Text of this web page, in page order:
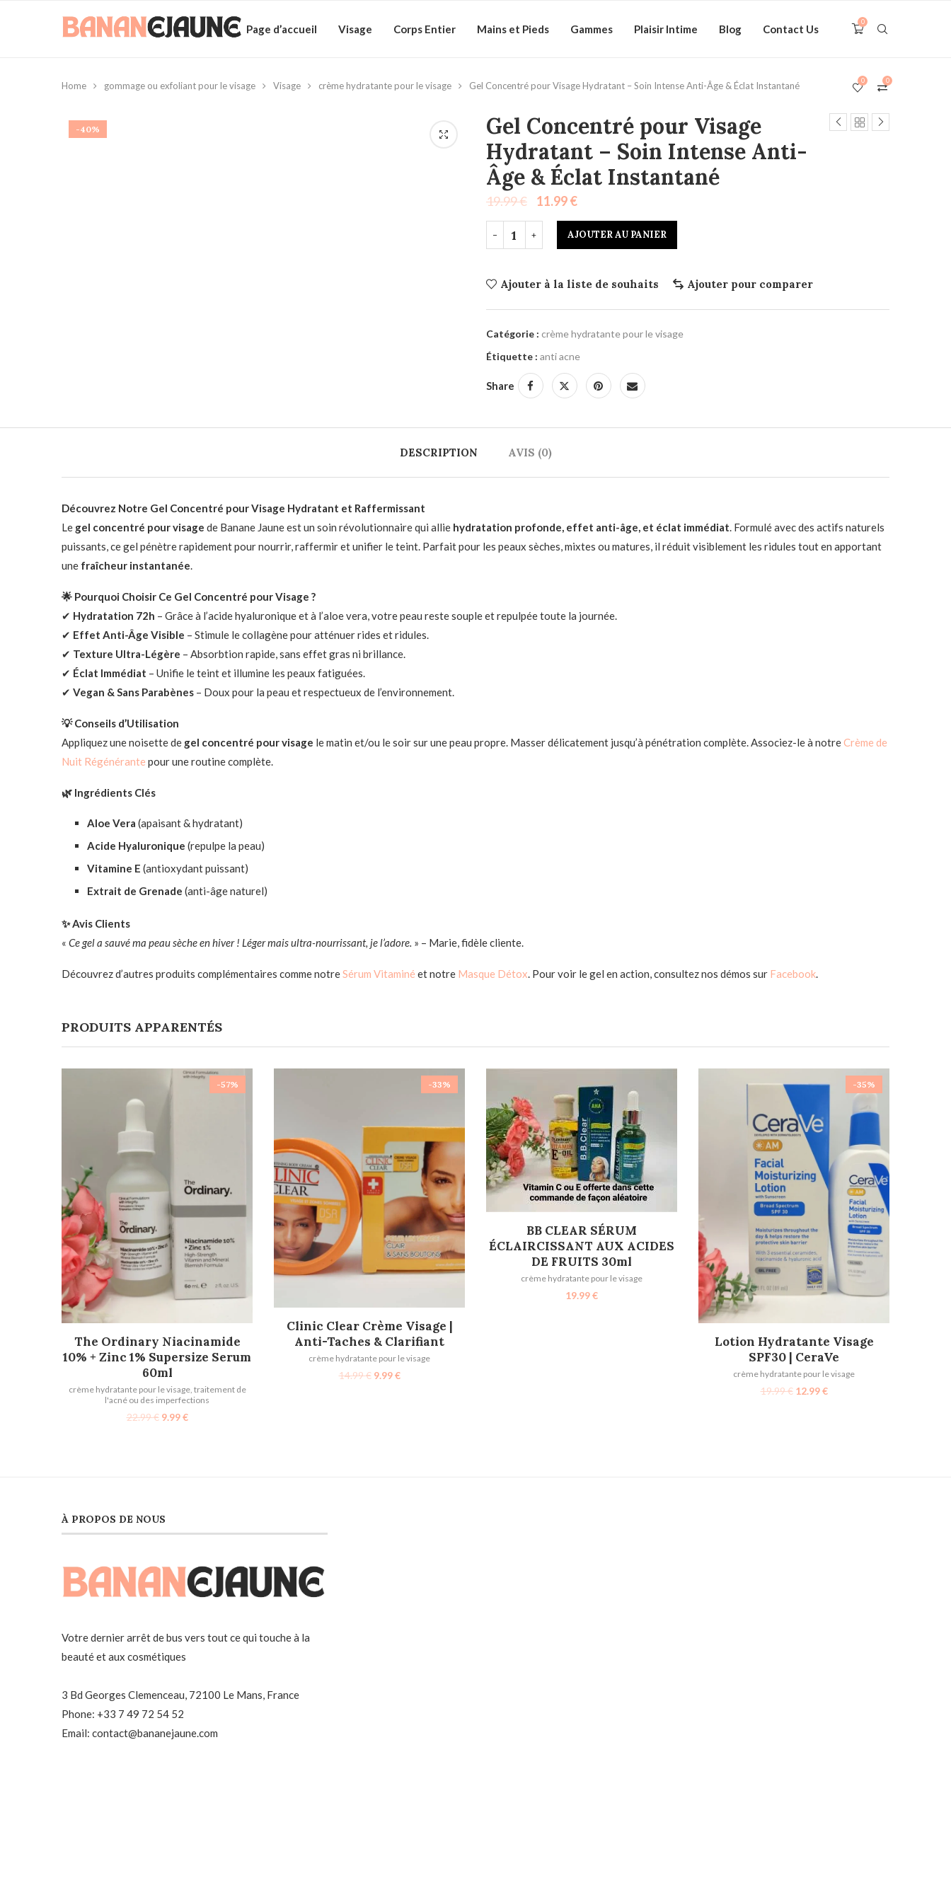
Page d’accueil Visage Corps Entier Mains et Pieds Gammes Plaisir Intime Blog Contact Us
0
0
0
Home gommage ou exfoliant pour le visage Visage crème hydratante pour le visage Gel Concentré pour Visage Hydratant – Soin Intense Anti-Âge & Éclat Instantané
-40%
Gel Concentré pour Visage
Hydratant – Soin Intense Anti-
Âge & Éclat Instantané
19.99€ 11.99€
AJOUTER AU PANIER
Ajouter à la liste de souhaits Ajouter pour comparer
Catégorie : crème hydratante pour le visage
Étiquette : anti acne
Share
DESCRIPTION AVIS (0)
Découvrez Notre Gel Concentré pour Visage Hydratant et Raffermissant
Le gel concentré pour visage de Banane Jaune est un soin révolutionnaire qui allie hydratation profonde, effet anti-âge, et éclat immédiat. Formulé avec des actifs naturels
puissants, ce gel pénètre rapidement pour nourrir, raffermir et unifier le teint. Parfait pour les peaux sèches, mixtes ou matures, il réduit visiblement les ridules tout en apportant
une fraîcheur instantanée.
🌟 Pourquoi Choisir Ce Gel Concentré pour Visage ?
✔ Hydratation 72h – Grâce à l’acide hyaluronique et à l’aloe vera, votre peau reste souple et repulpée toute la journée.
✔ Effet Anti-Âge Visible – Stimule le collagène pour atténuer rides et ridules.
✔ Texture Ultra-Légère – Absorbtion rapide, sans effet gras ni brillance.
✔ Éclat Immédiat – Unifie le teint et illumine les peaux fatiguées.
✔ Vegan & Sans Parabènes – Doux pour la peau et respectueux de l’environnement.
💡 Conseils d’Utilisation
Appliquez une noisette de gel concentré pour visage le matin et/ou le soir sur une peau propre. Masser délicatement jusqu’à pénétration complète. Associez-le à notreCrème de
Nuit Régénérante pour une routine complète.
🌿 Ingrédients Clés
Aloe Vera (apaisant & hydratant)
Acide Hyaluronique (repulpe la peau)
Vitamine E (antioxydant puissant)
Extrait de Grenade (anti-âge naturel)
✨ Avis Clients
« Ce gel a sauvé ma peau sèche en hiver ! Léger mais ultra-nourrissant, je l’adore. » – Marie, fidèle cliente.
Découvrez d’autres produits complémentaires comme notreSérum Vitaminé et notre Masque Détox. Pour voir le gel en action, consultez nos démos sur Facebook.
PRODUITS APPARENTÉS
-57%
AJOUTER AU PANIER
The Ordinary Niacinamide
10% + Zinc 1% Supersize Serum
60ml
crème hydratante pour le visage, traitement de
l'acné ou des imperfections
22.99€ 9.99€
-33%
AJOUTER AU PANIER
Clinic Clear Crème Visage |
Anti-Taches & Clarifiant
crème hydratante pour le visage
14.99€ 9.99€
AJOUTER AU PANIER
BB CLEAR SÉRUM
ÉCLAIRCISSANT AUX ACIDES
DE FRUITS 30ml
crème hydratante pour le visage
19.99€
-35%
AJOUTER AU PANIER
Lotion Hydratante Visage
SPF30 | CeraVe
crème hydratante pour le visage
19.99€ 12.99€
À PROPOS DE NOUS
Votre dernier arrêt de bus vers tout ce qui touche à la
beauté et aux cosmétiques
3 Bd Georges Clemenceau, 72100 Le Mans, France
Phone: +33 7 49 72 54 52
Email: contact@bananejaune.com